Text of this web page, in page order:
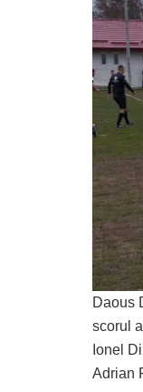
Daous
scorul
Ionel
Adrian